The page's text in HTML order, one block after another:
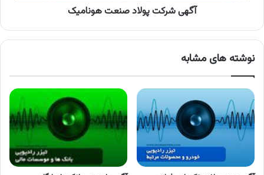
آگهی شرکت پولاد صنعت هونامیک
نوشته های مشابه